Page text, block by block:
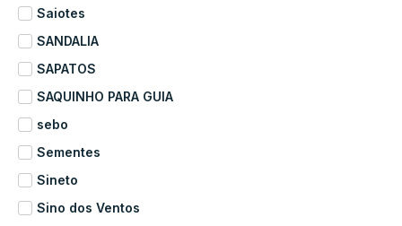
Saiotes
SANDALIA
SAPATOS
SAQUINHO PARA GUIA
sebo
Sementes
Sineto
Sino dos Ventos